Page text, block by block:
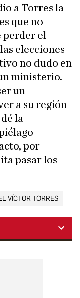
a Torres la
que no
perder el
elecciones
no dudo en
ministerio.
un
a su región
la
por
pasar los
VÍCTOR TORRES